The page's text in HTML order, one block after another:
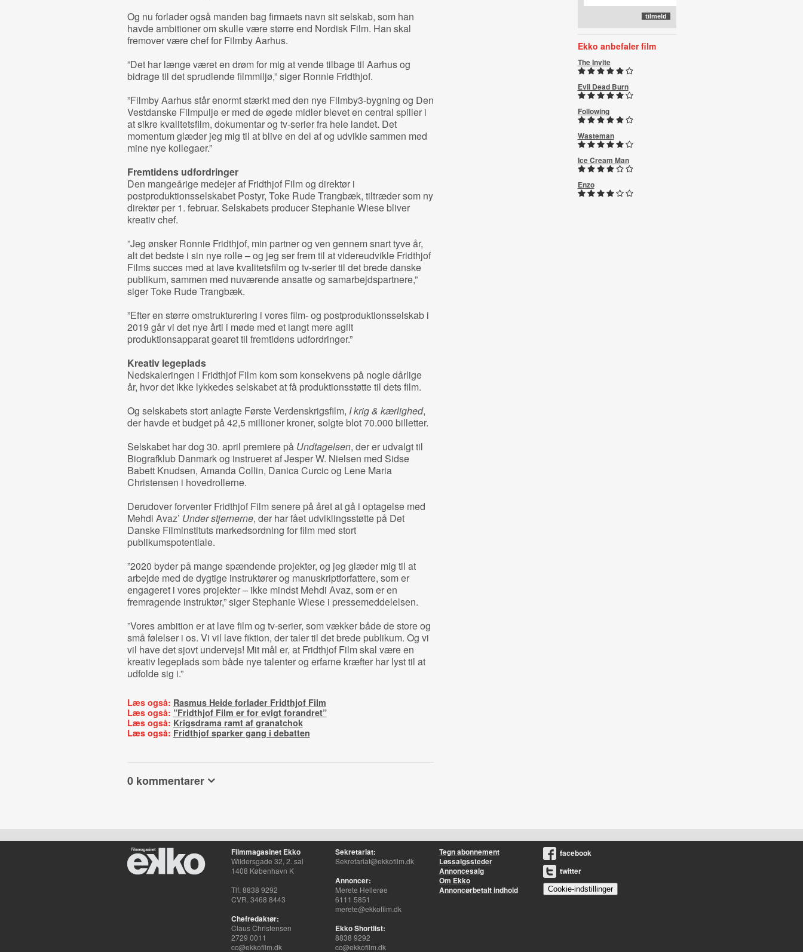
Og nu forlader også manden bag firmaets navn sit selskab, som han
havde ambitioner om skulle være større end Nordisk Film. Han skal
fremover være chef for Filmby Aarhus.
”Det har længe været en drøm for mig at vende tilbage til Aarhus og
bidrage til det sprudlende filmmiljø,” siger Ronnie Fridthjof.
”Filmby Aarhus står enormt stærkt med den nye Filmby3-bygning og Den
Vestdanske Filmpulje er med de øgede midler blevet en central spiller i
at sikre kvalitetsfilm, dokumentar og tv-serier fra hele landet. Det
momentum glæder jeg mig til at blive en del af og udvikle sammen med
mine nye kollegaer.”
Fremtidens udfordringer
Den mangeårige medejer af Fridthjof Film og direktør i
postproduktionsselskabet Postyr, Toke Rude Trangbæk, tiltræder som ny
direktør per 1. februar. Selskabets producer Stephanie Wiese bliver
kreativ chef.
”Jeg ønsker Ronnie Fridthjof, min partner og ven gennem snart tyve år,
alt det bedste i sin nye rolle – og jeg ser frem til at videreudvikle Fridthjof
Films succes med at lave kvalitetsfilm og tv-serier til det brede danske
publikum, sammen med nuværende ansatte og samarbejdspartnere,”
siger Toke Rude Trangbæk.
”Efter en større omstrukturering i vores film- og postproduktionsselskab i
2019 går vi det nye årti i møde med et langt mere agilt
produktionsapparat gearet til fremtidens udfordringer.”
Kreativ legeplads
Nedskaleringen i Fridthjof Film kom som konsekvens på nogle dårlige
år, hvor det ikke lykkedes selskabet at få produktionsstøtte til dets film.
Og selskabets stort anlagte Første Verdenskrigsfilm, I krig & kærlighed,
der havde et budget på 42,5 millioner kroner, solgte blot 70.000 billetter.
Selskabet har dog 30. april premiere på Undtagelsen, der er udvalgt til
Biografklub Danmark og instrueret af Jesper W. Nielsen med Sidse
Babett Knudsen, Amanda Collin, Danica Curcic og Lene Maria
Christensen i hovedrollerne.
Derudover forventer Fridthjof Film senere på året at gå i optagelse med
Mehdi Avaz’ Under stjernerne, der har fået udviklingsstøtte på Det
Danske Filminstituts markedsordning for film med stort
publikumspotentiale.
”2020 byder på mange spændende projekter, og jeg glæder mig til at
arbejde med de dygtige instruktører og manuskriptforfattere, som er
engageret i vores projekter – ikke mindst Mehdi Avaz, som er en
fremragende instruktør,” siger Stephanie Wiese i pressemeddelelsen.
”Vores ambition er at lave film og tv-serier, som vækker både de store og
små følelser i os. Vi vil lave fiktion, der taler til det brede publikum. Og vi
vil have det sjovt undervejs! Mit mål er, at Fridthjof Film skal være en
kreativ legeplads som både nye talenter og erfarne kræfter har lyst til at
udfolde sig i.”
Læs også: Rasmus Heide forlader Fridthjof Film
Læs også: ”Fridthjof Film er for evigt forandret”
Læs også: Krigsdrama ramt af granatchok
Læs også: Fridthjof sparker gang i debatten
0 kommentarer
Ekko anbefaler film
The Invite
Evil Dead Burn
Following
Wasteman
Ice Cream Man
Enzo
Filmmagasinet Ekko
Wildersgade 32, 2. sal
1408 København K
Tlf. 8838 9292
CVR. 3468 8443
Chefredaktør:
Claus Christensen
2729 0011
cc@ekkofilm.dk
Sekretariat:
Sekretariat@ekkofilm.dk
Annoncer:
Merete Hellerøe
6111 5851
merete@ekkofilm.dk
Ekko Shortlist:
8838 9292
cc@ekkofilm.dk
Tegn abonnement
Løssalgssteder
Annoncesalg
Om Ekko
Annoncørbetalt indhold
facebook
twitter
Cookie-indstillinger